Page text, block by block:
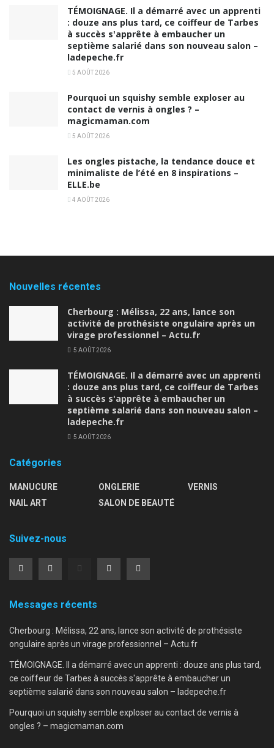
TÉMOIGNAGE. Il a démarré avec un apprenti
: douze ans plus tard, ce coiffeur de Tarbes
à succès s'apprête à embaucher un
septième salarié dans son nouveau salon –
ladepeche.fr
5 AOÛT 2026
Pourquoi un squishy semble exploser au
contact de vernis à ongles ? –
magicmaman.com
5 AOÛT 2026
Les ongles pistache, la tendance douce et
minimaliste de l’été en 8 inspirations –
ELLE.be
4 AOÛT 2026
Nouvelles récentes
Cherbourg : Mélissa, 22 ans, lance son
activité de prothésiste ongulaire après un
virage professionnel – Actu.fr
5 AOÛT 2026
TÉMOIGNAGE. Il a démarré avec un apprenti
: douze ans plus tard, ce coiffeur de Tarbes
à succès s'apprête à embaucher un
septième salarié dans son nouveau salon –
ladepeche.fr
5 AOÛT 2026
Catégories
MANUCURE
NAIL ART
ONGLERIE
SALON DE BEAUTÉ
VERNIS
Suivez-nous
Messages récents
Cherbourg : Mélissa, 22 ans, lance son activité de prothésiste
ongulaire après un virage professionnel – Actu.fr
TÉMOIGNAGE. Il a démarré avec un apprenti : douze ans plus tard,
ce coiffeur de Tarbes à succès s'apprête à embaucher un
septième salarié dans son nouveau salon – ladepeche.fr
Pourquoi un squishy semble exploser au contact de vernis à
ongles ? – magicmaman.com